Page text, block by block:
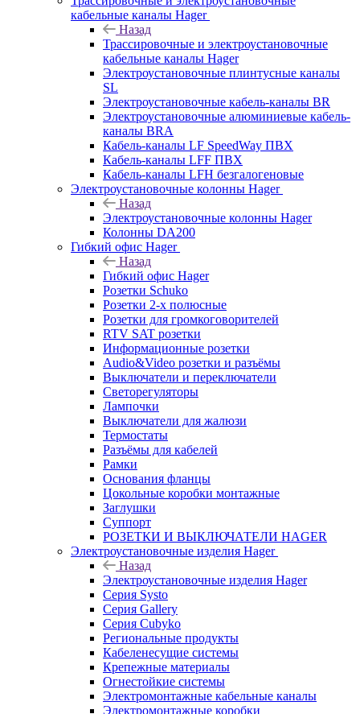
кабельные каналы Hager
Назад
Трассировочные и электроустановочные
кабельные каналы Hager
Электроустановочные плинтусные каналы
SL
Электроустановочные кабель-каналы BR
Электроустановочные алюминиевые кабель-
каналы BRA
Кабель-каналы LF SpeedWay ПВХ
Кабель-каналы LFF ПВХ
Кабель-каналы LFH безгалогеновые
Электроустановочные колонны Hager
Назад
Электроустановочные колонны Hager
Колонны DA200
Гибкий офис Hager
Назад
Гибкий офис Hager
Розетки Schuko
Розетки 2-х полюсные
Розетки для громкоговорителей
RTV SAT розетки
Информационные розетки
Audio&Video розетки и разъёмы
Выключатели и переключатели
Светорегуляторы
Лампочки
Выключатели для жалюзи
Термостаты
Разъёмы для кабелей
Рамки
Основания фланцы
Цокольные коробки монтажные
Заглушки
Суппорт
РОЗЕТКИ И ВЫКЛЮЧАТЕЛИ HAGER
Электроустановочные изделия Hager
Назад
Электроустановочные изделия Hager
Серия Systo
Серия Gallery
Серия Cubyko
Региональные продукты
Кабеленесущие системы
Крепежные материалы
Огнестойкие системы
Электромонтажные кабельные каналы
Электромонтажные коробки